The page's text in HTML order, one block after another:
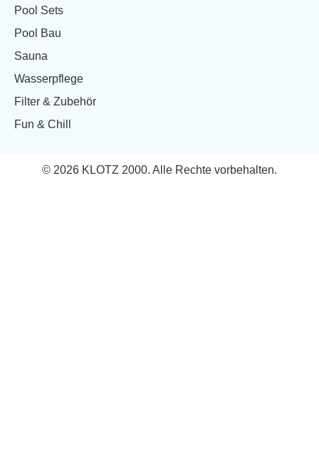
Pool Sets
Pool Bau
Sauna
Wasserpflege
Filter & Zubehör
Fun & Chill
© 2026 KLOTZ 2000. Alle Rechte vorbehalten.